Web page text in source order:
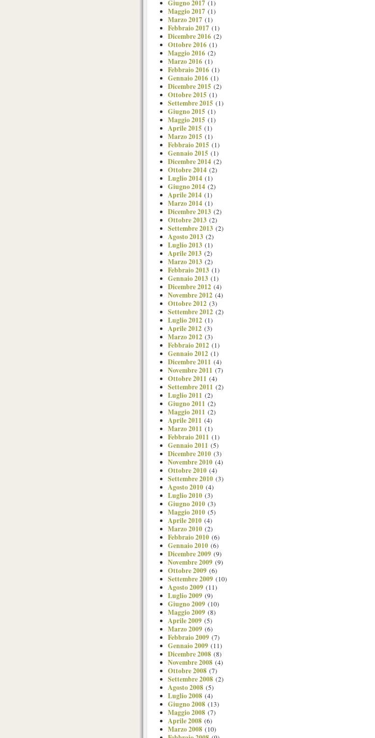
Giugno 2017 (1)
Maggio 2017 (1)
Marzo 2017 (1)
Febbraio 2017 (1)
Dicembre 2016 (2)
Ottobre 2016 (1)
Maggio 2016 (2)
Marzo 2016 (1)
Febbraio 2016 (1)
Gennaio 2016 (1)
Dicembre 2015 (2)
Ottobre 2015 (1)
Settembre 2015 (1)
Giugno 2015 (1)
Maggio 2015 (1)
Aprile 2015 (1)
Marzo 2015 (1)
Febbraio 2015 (1)
Gennaio 2015 (1)
Dicembre 2014 (2)
Ottobre 2014 (2)
Luglio 2014 (1)
Giugno 2014 (2)
Aprile 2014 (1)
Marzo 2014 (1)
Dicembre 2013 (2)
Ottobre 2013 (2)
Settembre 2013 (2)
Agosto 2013 (2)
Luglio 2013 (1)
Aprile 2013 (2)
Marzo 2013 (2)
Febbraio 2013 (1)
Gennaio 2013 (1)
Dicembre 2012 (4)
Novembre 2012 (4)
Ottobre 2012 (3)
Settembre 2012 (2)
Luglio 2012 (1)
Aprile 2012 (3)
Marzo 2012 (3)
Febbraio 2012 (1)
Gennaio 2012 (1)
Dicembre 2011 (4)
Novembre 2011 (7)
Ottobre 2011 (4)
Settembre 2011 (2)
Luglio 2011 (2)
Giugno 2011 (2)
Maggio 2011 (2)
Aprile 2011 (4)
Marzo 2011 (1)
Febbraio 2011 (1)
Gennaio 2011 (5)
Dicembre 2010 (3)
Novembre 2010 (4)
Ottobre 2010 (4)
Settembre 2010 (3)
Agosto 2010 (4)
Luglio 2010 (3)
Giugno 2010 (3)
Maggio 2010 (5)
Aprile 2010 (4)
Marzo 2010 (2)
Febbraio 2010 (6)
Gennaio 2010 (6)
Dicembre 2009 (9)
Novembre 2009 (9)
Ottobre 2009 (6)
Settembre 2009 (10)
Agosto 2009 (11)
Luglio 2009 (9)
Giugno 2009 (10)
Maggio 2009 (8)
Aprile 2009 (5)
Marzo 2009 (6)
Febbraio 2009 (7)
Gennaio 2009 (11)
Dicembre 2008 (8)
Novembre 2008 (4)
Ottobre 2008 (7)
Settembre 2008 (2)
Agosto 2008 (5)
Luglio 2008 (4)
Giugno 2008 (13)
Maggio 2008 (7)
Aprile 2008 (6)
Marzo 2008 (10)